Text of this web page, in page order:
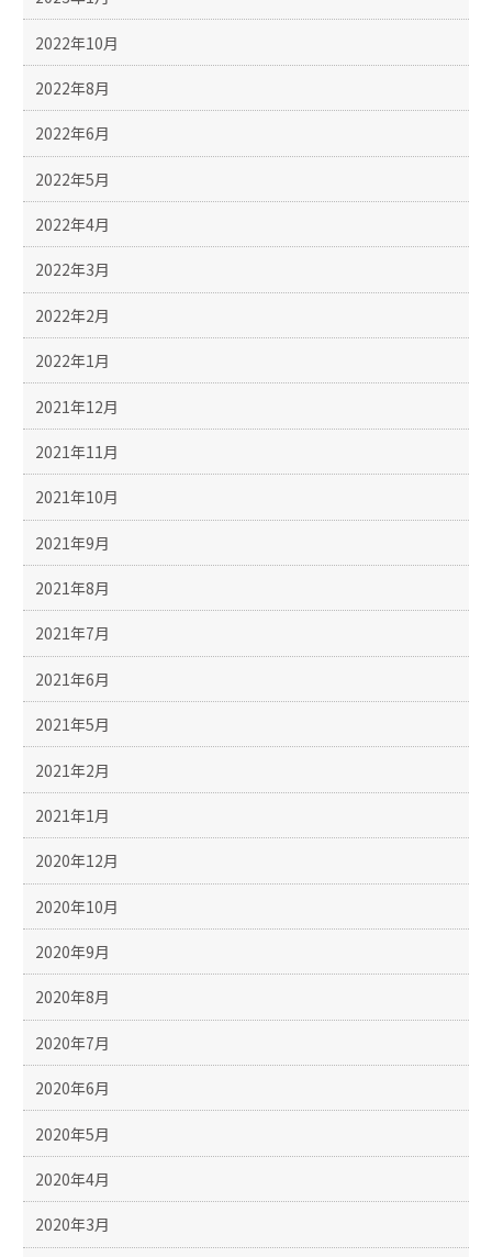
2022年10月
2022年8月
2022年6月
2022年5月
2022年4月
2022年3月
2022年2月
2022年1月
2021年12月
2021年11月
2021年10月
2021年9月
2021年8月
2021年7月
2021年6月
2021年5月
2021年2月
2021年1月
2020年12月
2020年10月
2020年9月
2020年8月
2020年7月
2020年6月
2020年5月
2020年4月
2020年3月